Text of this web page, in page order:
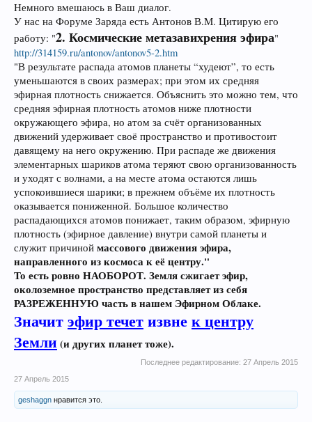
Немного вмешаюсь в Ваш диалог.
У нас на Форуме Заряда есть Антонов В.М. Цитирую его
работу: "2. Космические метазавихрения эфира"
http://314159.ru/antonov/antonov5-2.htm
"В результате распада атомов планеты “худеют”, то есть
уменьшаются в своих размерах; при этом их средняя
эфирная плотность снижается. Объяснить это можно тем, что
средняя эфирная плотность атомов ниже плотности
окружающего эфира, но атом за счёт организованных
движений удерживает своё пространство и противостоит
давящему на него окружению. При распаде же движения
элементарных шариков атома теряют свою организованность
и уходят с волнами, а на месте атома остаются лишь
успокоившиеся шарики; в прежнем объёме их плотность
оказывается пониженной. Большое количество
распадающихся атомов понижает, таким образом, эфирную
плотность (эфирное давление) внутри самой планеты и
служит причиной массового движения эфира,
направленного из космоса к её центру."
То есть ровно НАОБОРОТ. Земля сжигает эфир,
околоземное пространство представляет из себя
РАЗРЕЖЕННУЮ часть в нашем Эфирном Облаке.
Значитэфир течетизвнек центру
Земли (и других планет тоже).
Последнее редактирование: 27 Апрель 2015
27 Апрель 2015
geshaggn нравится это.